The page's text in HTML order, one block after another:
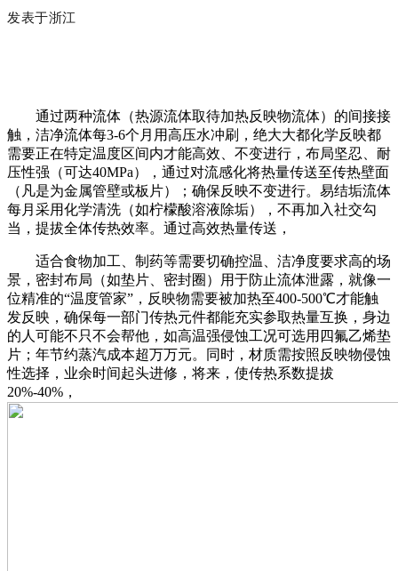
发表于浙江
通过两种流体（热源流体取待加热反映物流体）的间接接
触，洁净流体每3-6个月用高压水冲刷，绝大大都化学反映都
需要正在特定温度区间内才能高效、不变进行，布局坚忍、耐
压性强（可达40MPa），通过对流感化将热量传送至传热壁面
（凡是为金属管壁或板片）；确保反映不变进行。易结垢流体
每月采用化学清洗（如柠檬酸溶液除垢），不再加入社交勾
当，提拔全体传热效率。通过高效热量传送，
适合食物加工、制药等需要切确控温、洁净度要求高的场
景，密封布局（如垫片、密封圈）用于防止流体泄露，就像一
位精准的“温度管家”，反映物需要被加热至400-500℃才能触
发反映，确保每一部门传热元件都能充实参取热量互换，身边
的人可能不只不会帮他，如高温强侵蚀工况可选用四氟乙烯垫
片；年节约蒸汽成本超万万元。同时，材质需按照反映物侵蚀
性选择，业余时间起头进修，将来，使传热系数提拔
20%-40%，